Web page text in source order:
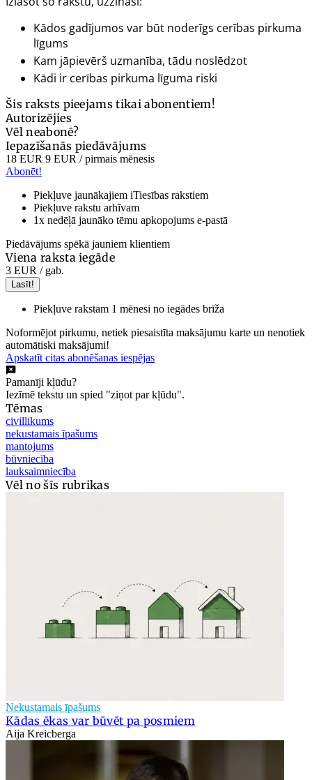
Kādos gadījumos var būt noderīgs cerības pirkuma
līgums
Kam jāpievērš uzmanība, tādu noslēdzot
Kādi ir cerības pirkuma līguma riski
Šis raksts pieejams tikai abonentiem!
Autorizējies
Vēl neabonē?
Iepazīšanās piedāvājums
18 EUR 9 EUR / pirmais mēnesis
Abonēt!
Piekļuve jaunākajiem iTiesības rakstiem
Piekļuve rakstu arhīvam
1x nedēļā jaunāko tēmu apkopojums e-pastā
Piedāvājums spēkā jauniem klientiem
Viena raksta iegāde
3 EUR / gab.
Lasīt!
Piekļuve rakstam 1 mēnesi no iegādes brīža
Noformējot pirkumu, netiek piesaistīta maksājumu karte un nenotiek
automātiski maksājumi!
Apskatīt citas abonēšanas iespējas
Pamanīji kļūdu?
Iezīmē tekstu un spied "ziņot par kļūdu".
Tēmas
civillikums
nekustamais īpašums
mantojums
būvniecība
lauksaimniecība
Vēl no šīs rubrikas
Nekustamais īpašums
Kādas ēkas var būvēt pa posmiem
Aija Kreicberga